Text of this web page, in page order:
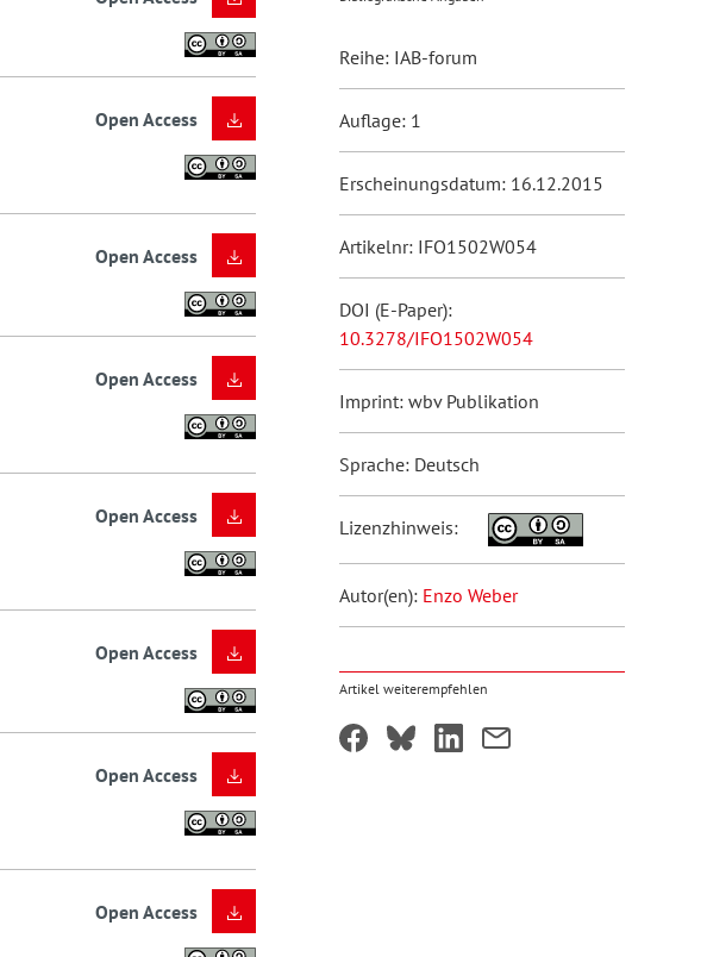
Open Access
Open Access
Open Access
Open Access
Open Access
Open Access
Open Access
Reihe: IAB-forum
Auflage: 1
Erscheinungsdatum: 16.12.2015
Artikelnr: IFO1502W054
DOI (E-Paper):
10.3278/IFO1502W054
Imprint: wbv Publikation
Sprache: Deutsch
Lizenzhinweis:
Autor(en): Enzo Weber
Artikel weiterempfehlen